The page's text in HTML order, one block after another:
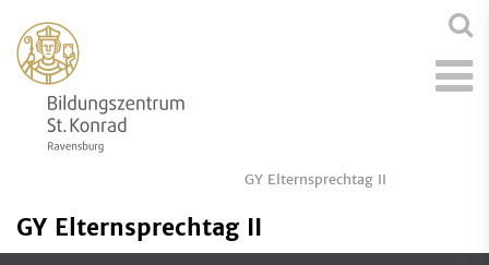
GY Elternsprechtag II
GY Elternsprechtag II